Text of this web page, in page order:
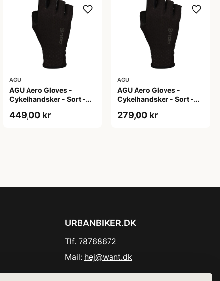
AGU
AGU Aero Gloves -
Cykelhandsker - Sort -
449,00 kr
AGU
AGU Aero Gloves -
Cykelhandsker - Sort -
279,00 kr
URBANBIKER.DK
Tlf. 78768672
Mail: hej@want.dk